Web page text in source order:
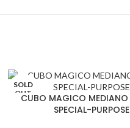
SOLD
OUT
CUBO MAGICO
SPECIAL-PURPOSE